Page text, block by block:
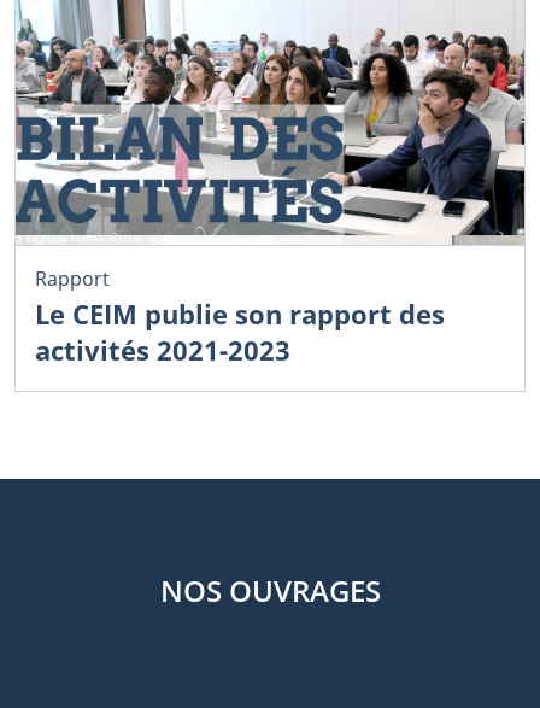
Rapport
Le CEIM publie son rapport des
activités 2021-2023
NOS OUVRAGES